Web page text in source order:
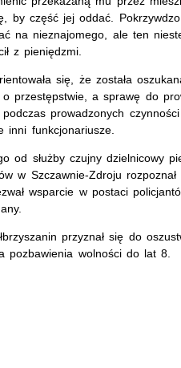
by część jej oddać.
na nieznajomego, ale ten
z pieniędzmi.
się, że została
o przestępstwie, a sprawę do
prowadzonych
inni funkcjonariusze.
od służby czujny dzielnicowy
w Szczawnie-Zdroju
wsparcie w postaci
przyznał się do
pozbawienia wolności do lat 8.